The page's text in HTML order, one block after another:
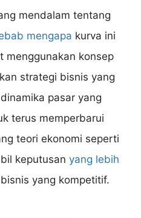
mendalam tentang
mengapa kurva ini
menggunakan konsep
strategi bisnis yang
pasar yang
terus memperbarui
teori ekonomi seperti
keputusan yang lebih
yang kompetitif.